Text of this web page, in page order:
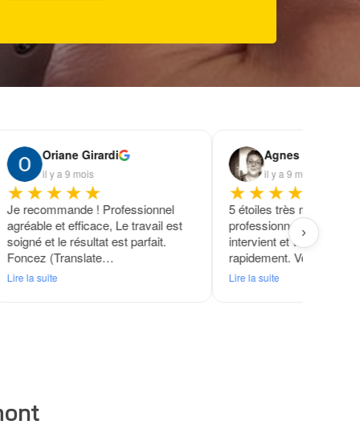
Oriane Girardi
il y a 9 mois
★★★★★
Je recommande ! Professionnel
agréable et efficace, Le travail est
soigné et le résultat est parfait.
Foncez (Translate…
Lire la suite
Agnes Lerch
il y a 9 mois
★★★★★
5 étoiles très méritées.
professionnel
intervient et vous
rapidement. Vous
Lire la suite
›